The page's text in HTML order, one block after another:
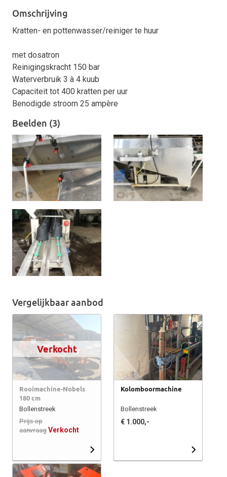
Omschrijving
Kratten- en pottenwasser/reiniger te huur
met dosatron
Reinigingskracht 150 bar
Waterverbruik 3 à 4 kuub
Capaciteit tot 400 kratten per uur
Benodigde stroom 25 ampère
Beelden (3)
Vergelijkbaar aanbod
Verkocht
Rooimachine-Nobels
180 cm
Bollenstreek
Prijs op
aanvraag Verkocht
Kolomboormachine
Bollenstreek
€ 1.000,-